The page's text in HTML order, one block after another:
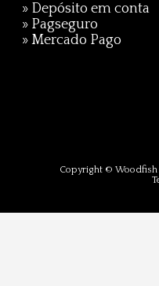
» Depósito em conta
» Pagseguro
» Mercado Pago
Copyright © Woodfish